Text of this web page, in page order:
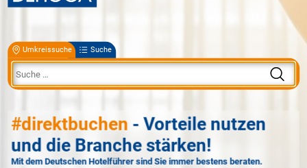
Umkreissuche Suche
#direktbuchen - Vorteile nutzen
und die Branche stärken!
Mit dem Deutschen Hotelführer sind Sie immer bestens beraten.